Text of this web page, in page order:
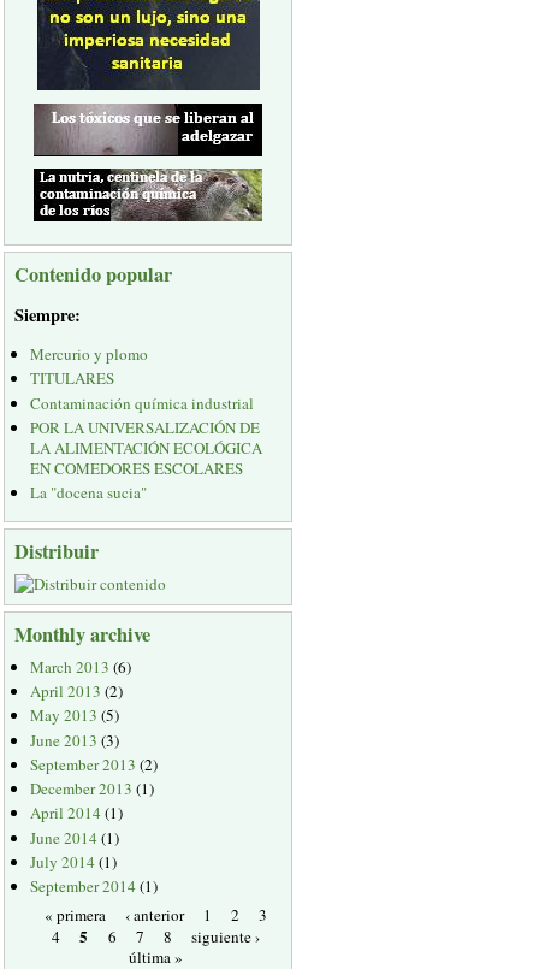
Contenido popular
Siempre:
Mercurio y plomo
TITULARES
Contaminación química industrial
POR LA UNIVERSALIZACIÓN DE
LA ALIMENTACIÓN ECOLÓGICA
EN COMEDORES ESCOLARES
La "docena sucia"
Distribuir
Monthly archive
March 2013 (6)
April 2013 (2)
May 2013 (5)
June 2013 (3)
September 2013 (2)
December 2013 (1)
April 2014(1)
June 2014(1)
July 2014(1)
September 2014(1)
« primera
‹ anterior 1 2
3
4
5 6 7 8
siguiente ›
última »